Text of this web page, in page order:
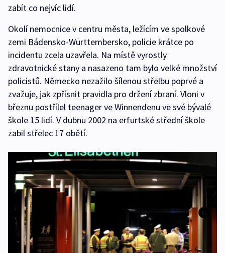
zabít co nejvíc lidí.
Okolí nemocnice v centru města, ležícím ve spolkové
zemi Bádensko-Württembersko, policie krátce po
incidentu zcela uzavřela. Na místě vyrostly
zdravotnické stany a nasazeno tam bylo velké množství
policistů. Německo nezažilo šílenou střelbu poprvé a
zvažuje, jak zpřísnit pravidla pro držení zbraní. Vloni v
březnu postřílel teenager ve Winnendenu ve své bývalé
škole 15 lidí. V dubnu 2002 na erfurtské střední škole
zabil střelec 17 obětí.